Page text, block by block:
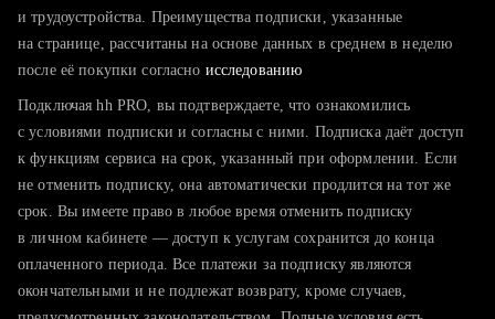
тратите много времени на поиск и вручную поднимаете
хотите сравнить себя с конкурентами и оценить шансы
и трудоустройства. Преимущества подписки, указанные
на странице, рассчитаны на основе данных в среднем в неделю
после её покупки согласно исследованию
Подключая hh PRO, вы подтверждаете, что ознакомились
с условиями подписки и согласны с ними. Подписка даёт доступ
к функциям сервиса на срок, указанный при оформлении. Если
не отменить подписку, она автоматически продлится на тот же
срок. Вы имеете право в любое время отменить подписку
в личном кабинете — доступ к услугам сохранится до конца
оплаченного периода. Все платежи за подписку являются
окончательными и не подлежат возврату, кроме случаев,